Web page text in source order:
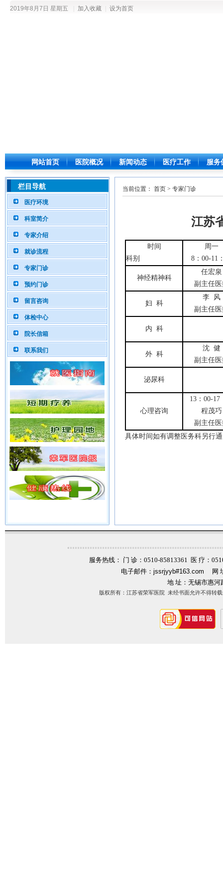
2019年8月7日 星期五 加入收藏 设为首页
网站首页 医院概况 新闻动态 医疗工作 服务
栏目导航
医疗环境
科室简介
专家介绍
就诊流程
专家门诊
预约门诊
留言咨询
体检中心
院长信箱
联系我们
当前位置： 首页 > 专家门诊
江苏
时间
科别
周一
8 ： 00-11
神经精神科
任宏泉
副主任
妇 科
李 风
副主任
内 科
外 科
沈 健
副主任
泌尿科
心理咨询
13： 00-17
程茂巧
副主任
具体时间如有调整医务科另行
服务热线： 门 诊：0510-85813361 医 疗：
电子邮件： jssrjyyb#163.com
网
地 址：无锡市惠河
版权所有：江苏省荣军医院 未经书面允许不得转